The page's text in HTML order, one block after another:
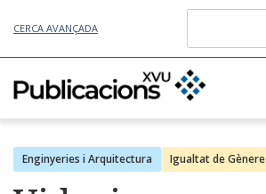
CERCA AVANÇADA
Enginyeries i Arquitectura Igualtat de Gènere